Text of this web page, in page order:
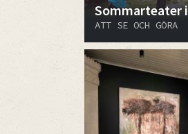
Sommarteater
ATT SE OCH GÖRA